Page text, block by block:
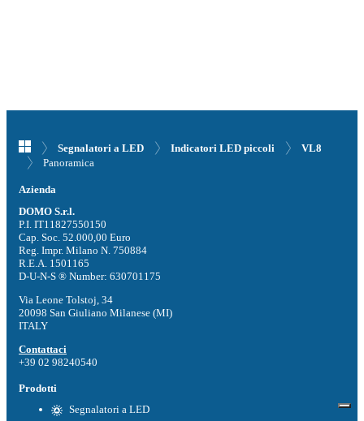
Segnalatori a LED Indicatori LED piccoli
VL8
Panoramica
Azienda
DOMO S.r.l.
P.I. IT11827550150
Cap. Soc. 52.000,00 Euro
Reg. Impr. Milano N. 750884
R.E.A. 1501165
D-U-N-S ® Number: 630701175
Via Leone Tolstoj, 34
20098 San Giuliano Milanese (MI)
ITALY
Contattaci
+39 02 98240540
Prodotti
Segnalatori a LED